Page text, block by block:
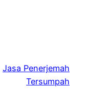
Jasa Penerjemah
Tersumpah